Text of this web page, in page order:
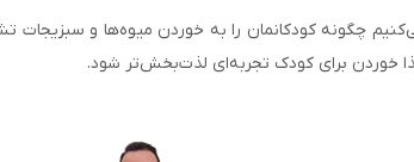
چگونه کودکانمان را به خوردن میوه‌ها و سبزیجات
خوردن برای کودک تجربه‌ای لذت‌بخش‌تر شود.